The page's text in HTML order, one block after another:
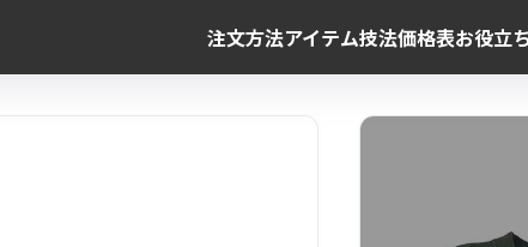
注文方法アイテム技法価格表お役立